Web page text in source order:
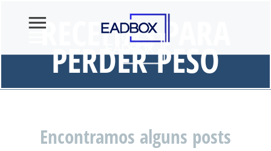
RECEITAS PARA
PERDER PESO
Encontramos alguns posts